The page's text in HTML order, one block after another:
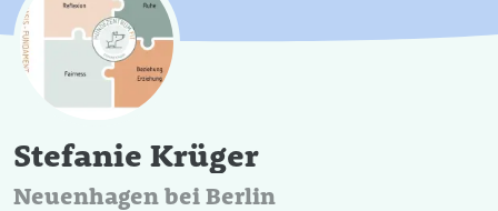
Stefanie Krüger
Neuenhagen bei Berlin